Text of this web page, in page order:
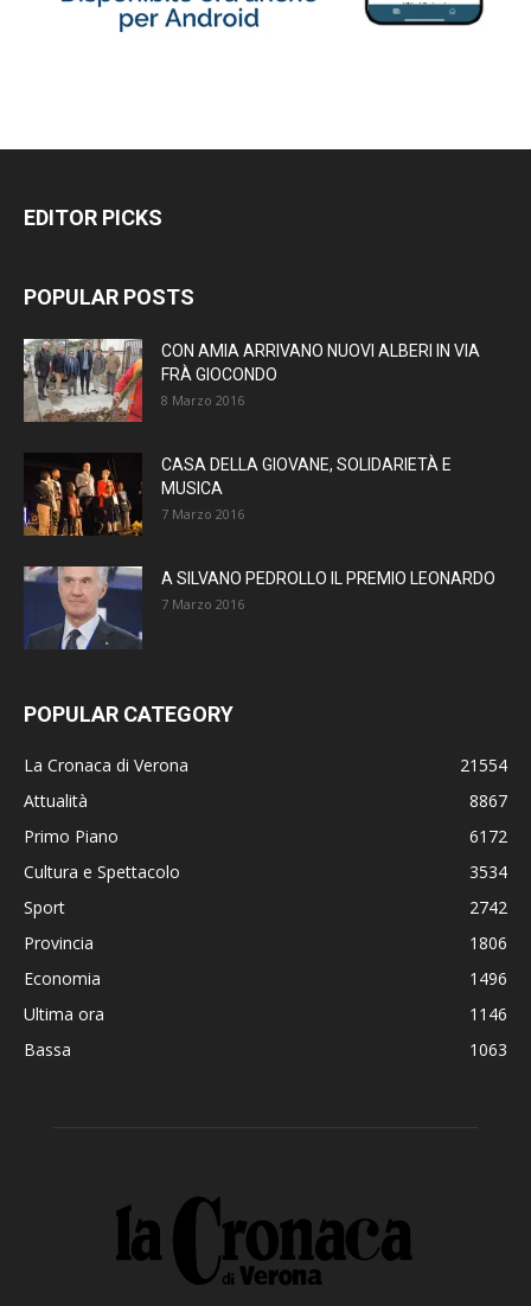
EDITOR PICKS
POPULAR POSTS
CON AMIA ARRIVANO NUOVI ALBERI IN VIA
FRÀ GIOCONDO
8 Marzo 2016
CASA DELLA GIOVANE, SOLIDARIETÀ E
MUSICA
7 Marzo 2016
A SILVANO PEDROLLO IL PREMIO LEONARDO
7 Marzo 2016
POPULAR CATEGORY
La Cronaca di Verona
21554
Attualità
8867
Primo Piano
6172
Cultura e Spettacolo
3534
Sport
2742
Provincia
1806
Economia
1496
Ultima ora
1146
Bassa
1063